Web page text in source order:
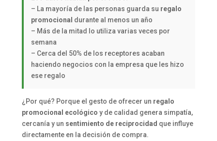
– La mayoría de las personas guarda su regalo
promocional durante al menos un año
– Más de la mitad lo utiliza varias veces por
semana
– Cerca del 50% de los receptores acaban
haciendo negocios con la empresa que les hizo
ese regalo
¿Por qué? Porque el gesto de ofrecer un regalo
promocional ecológico y de calidad genera simpatía,
cercanía y un sentimiento de reciprocidad que influye
directamente en la decisión de compra.